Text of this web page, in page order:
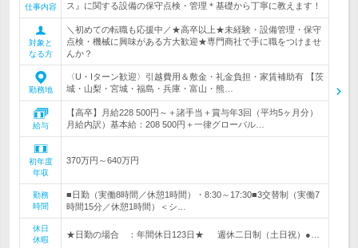
仕事内容
ス』に関する設備の保守点検・管理＊基礎から丁寧に教えます！
対象と
なる方
＼初めての転職も応援中／★高卒以上★未経験・設備管理・保守
点検・機械に興味がある方大歓迎★専門商社で手に職をつけませ
んか？
勤務地
〈U・Iターン歓迎〉引越費用＆敷金・礼金負担・家賃補助有 【茨
城・山梨・宮城・福島・兵庫・富山・熊…
給与
【高卒】月給228 500円～＋諸手当＋賞与年3回（平均5ヶ月分）
月給内訳）基本給：208 500円＋一律グローバル…
初年度
年収
370万円～640万円
勤務
時間
■日勤（実働8時間／休憩1時間）・8:30～17:30■3交替制（実働7
時間15分／休憩1時間）＜シ…
休日
休暇
★日勤の場合 ：年間休日123日★ 週休二日制（土日祝）●…